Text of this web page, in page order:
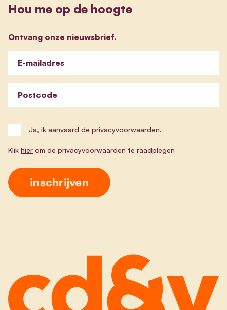
Hou me op de hoogte
Ontvang onze nieuwsbrief.
E-mailadres
Postcode
Ja, ik aanvaard de privacyvoorwaarden.
Klik hier om de privacyvoorwaarden te raadplegen